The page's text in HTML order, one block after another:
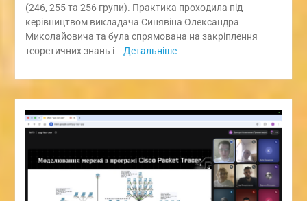
(246, 255 та 256 групи). Практика проходила під
керівництвом викладача Синявіна Олександра
Миколайовича та була спрямована на закріплення
теоретичних знань і
Детальніше